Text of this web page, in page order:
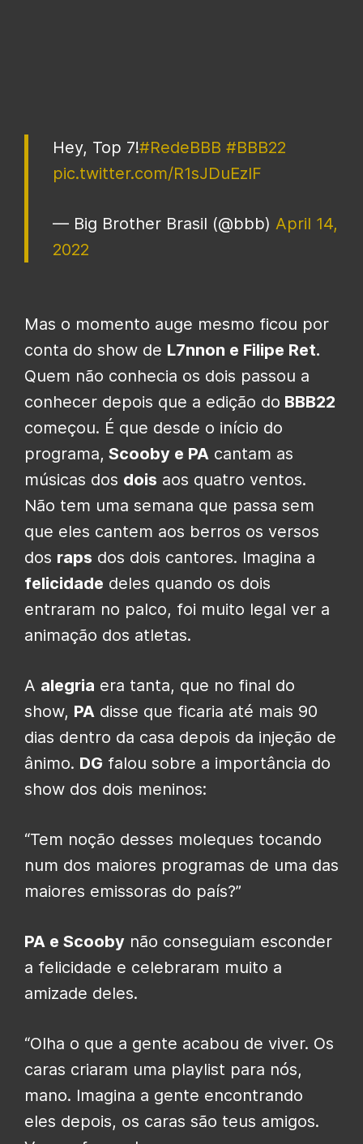
Hey, Top 7!#RedeBBB #BBB22
pic.twitter.com/R1sJDuEzIF
— Big Brother Brasil (@bbb) April 14,
2022
Mas o momento auge mesmo ficou por
conta do show de L7nnon e Filipe Ret.
Quem não conhecia os dois passou a
conhecer depois que a edição do BBB22
começou. É que desde o início do
programa, Scooby e PA cantam as
músicas dos dois aos quatro ventos.
Não tem uma semana que passa sem
que eles cantem aos berros os versos
dos raps dos dois cantores. Imagina a
felicidade deles quando os dois
entraram no palco, foi muito legal ver a
animação dos atletas.
A alegria era tanta, que no final do
show, PA disse que ficaria até mais 90
dias dentro da casa depois da injeção de
ânimo. DG falou sobre a importância do
show dos dois meninos:
“Tem noção desses moleques tocando
num dos maiores programas de uma das
maiores emissoras do país?”
PA e Scooby não conseguiam esconder
a felicidade e celebraram muito a
amizade deles.
“Olha o que a gente acabou de viver. Os
caras criaram uma playlist para nós,
mano. Imagina a gente encontrando
eles depois, os caras são teus amigos.